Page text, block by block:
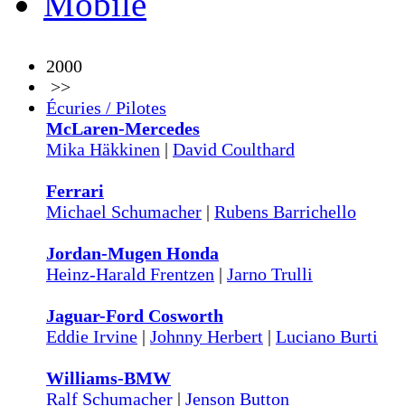
2000
>>
Écuries / Pilotes
McLaren-Mercedes
Mika Häkkinen | David Coulthard
Ferrari
Michael Schumacher | Rubens Barrichello
Jordan-Mugen Honda
Heinz-Harald Frentzen | Jarno Trulli
Jaguar-Ford Cosworth
Eddie Irvine | Johnny Herbert | Luciano Burti
Williams-BMW
Ralf Schumacher | Jenson Button